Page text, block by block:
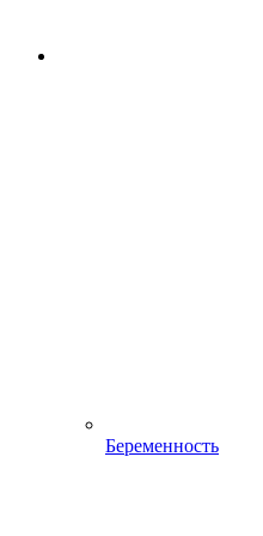
Беременность